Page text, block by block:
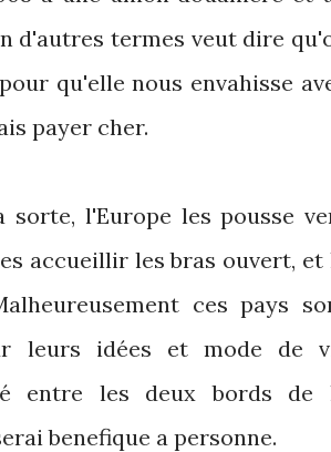
d'autres termes veut dire
qu'elle nous envahisse
payer cher.
l'Europe les pousse
accueillir les bras ouvert, et
ces pays
leurs idées et mode de
entre les deux bords de
benefique a personne.